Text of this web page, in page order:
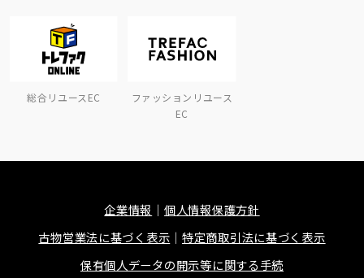
総合リユースEC
ファッションリユース
EC
企業情報
個人情報保護方針
古物営業法に基づく表示
特定商取引法に基づく表示
保有個人データの開示等に関する手続